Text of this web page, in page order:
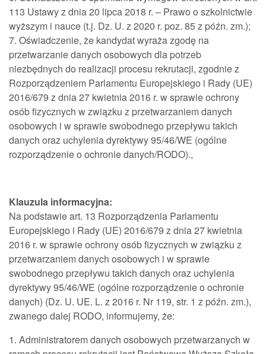
113 Ustawy z dnia 20 lipca 2018 r. – Prawo o szkolnictwie
wyższym i nauce (t.j. Dz. U. z 2020 r. poz. 85 z późn. zm.);
7. Oświadczenie, że kandydat wyraża zgodę na
przetwarzanie danych osobowych dla potrzeb
niezbędnych do realizacji procesu rekrutacji, zgodnie z
Rozporządzeniem Parlamentu Europejskiego i Rady (UE)
2016/679 z dnia 27 kwietnia 2016 r. w sprawie ochrony
osób fizycznych w związku z przetwarzaniem danych
osobowych i w sprawie swobodnego przepływu takich
danych oraz uchylenia dyrektywy 95/46/WE (ogólne
rozporządzenie o ochronie danych/RODO).,
Klauzula informacyjna:
Na podstawie art. 13 Rozporządzenia Parlamentu
Europejskiego i Rady (UE) 2016/679 z dnia 27 kwietnia
2016 r. w sprawie ochrony osób fizycznych w związku z
przetwarzaniem danych osobowych i w sprawie
swobodnego przepływu takich danych oraz uchylenia
dyrektywy 95/46/WE (ogólne rozporządzenie o ochronie
danych) (Dz. U. UE. L. z 2016 r. Nr 119, str. 1 z późn. zm.),
zwanego dalej RODO, informujemy, że:
1. Administratorem danych osobowych przetwarzanych w